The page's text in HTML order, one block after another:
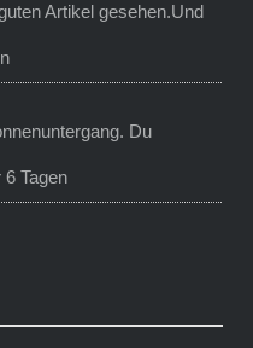
Artikel gesehen.Und
Du
6 Tagen